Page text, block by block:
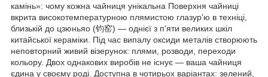
камінь»: чому кожна чайниця унікальна Поверхня чайниці
вкрита високотемпературною плямистою глазур'ю в техніці,
близькій до цзюньяо (钧窑) — однієї з п'яти великих шкіл
китайської кераміки. Під час випалу оксиди металів створюють
неповторний живий візерунок: плями, розводи, переходи
кольору. Двох однакових виробів не існує — ваша чайниця
єдина у своєму роді. Доступна в чотирьох варіантах: зелений,